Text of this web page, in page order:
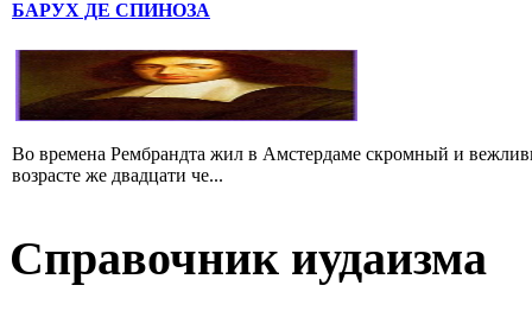
БАРУХ ДЕ СПИНОЗА
Во времена Рембрандта жил в Амстердаме скромный и
возрасте же двадцати че...
Справочник иудаизма